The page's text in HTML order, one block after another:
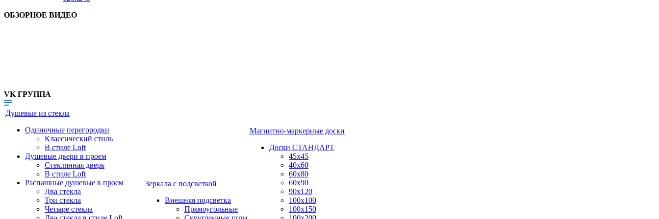
ОБЗОРНОЕ ВИДЕО
VK ГРУППА
Душевые из стекла
Одиночные перегородки
Классический стиль
В стиле Loft
Душевые двери в проем
Стеклянная дверь
В стиле Loft
Распашные душевые в проем
Два стекла
Три стекла
Четыре стекла
Зеркала с подсветкой
Внешняя подсветка
Прямоугольные
Магнитно-маркерные доски
Доски СТАНДАРТ
45x45
40x60
60x80
60x90
90x120
100x100
100x150